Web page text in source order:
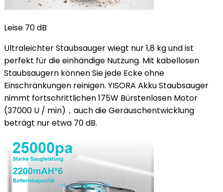
Leise 70 dB
Ultraleichter Staubsauger wiegt nur 1,8 kg und ist
perfekt für die einhändige Nutzung. Mit kabellosen
Staubsaugern können Sie jede Ecke ohne
Einschränkungen reinigen. YISORA Akku Staubsauger
nimmt fortschrittlichen 175W Bürstenlosen Motor
(37000 U / min)，auch die Geräuschentwicklung
beträgt nur etwa 70 dB.